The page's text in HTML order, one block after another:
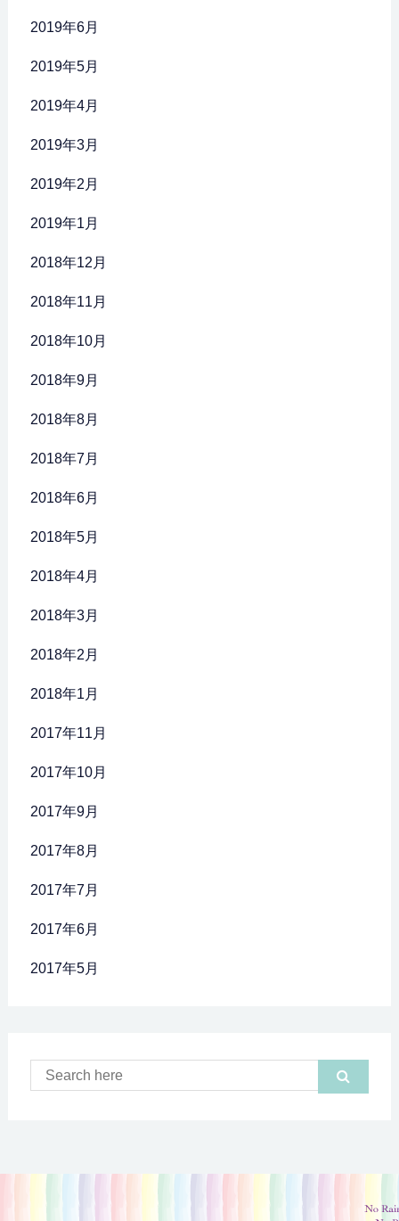
2019年6月
2019年5月
2019年4月
2019年3月
2019年2月
2019年1月
2018年12月
2018年11月
2018年10月
2018年9月
2018年8月
2018年7月
2018年6月
2018年5月
2018年4月
2018年3月
2018年2月
2018年1月
2017年11月
2017年10月
2017年9月
2017年8月
2017年7月
2017年6月
2017年5月